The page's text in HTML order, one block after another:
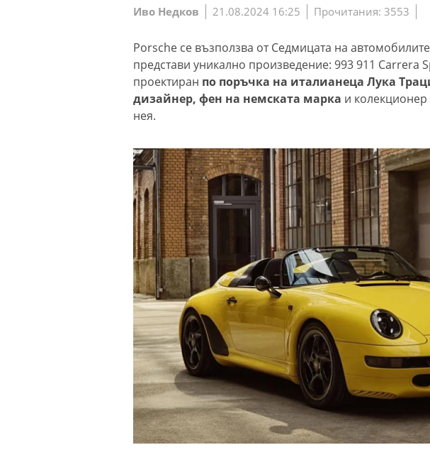
Иво Недков 21.08.2024 16:25 Прочитания: 3553
Porsche се възползва от Седмицата на
представи уникално произведение: 993 911 Carrera
проектиран по поръчка на италианеца Лука
дизайнер, фен на немската марка и
нея.